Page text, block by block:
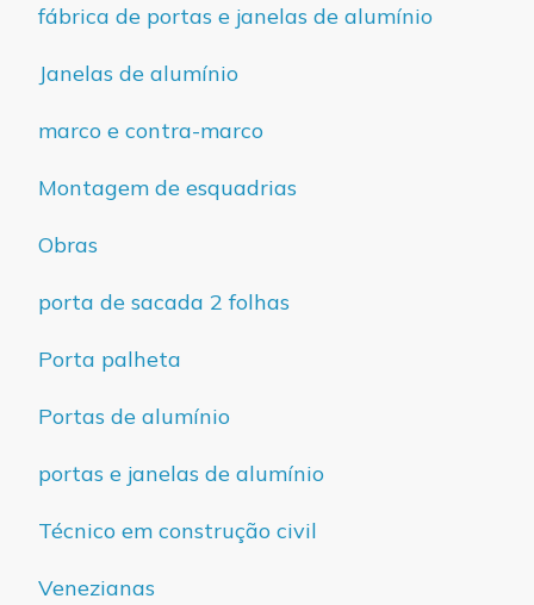
fábrica de portas e janelas de alumínio
Janelas de alumínio
marco e contra-marco
Montagem de esquadrias
Obras
porta de sacada 2 folhas
Porta palheta
Portas de alumínio
portas e janelas de alumínio
Técnico em construção civil
Venezianas